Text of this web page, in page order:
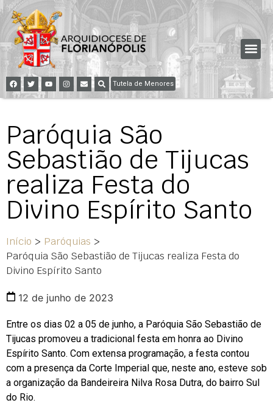
Tutela de Menores
Paróquia São
Sebastião de Tijucas
realiza Festa do
Divino Espírito Santo
Início > Paróquias >
Paróquia São Sebastião de Tijucas realiza Festa do
Divino Espírito Santo
12 de junho de 2023
Entre os dias 02 a 05 de junho, a Paróquia São Sebastião de
Tijucas promoveu a tradicional festa em honra ao Divino
Espírito Santo. Com extensa programação, a festa contou
com a presença da Corte Imperial que, neste ano, esteve sob
a organização da Bandeireira Nilva Rosa Dutra, do bairro Sul
do Rio.